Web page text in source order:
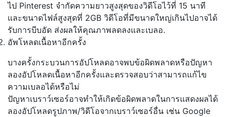
ไป Pinterest จำกัดความยาวสูงสุดของวิดีโอไว้ที่ 15 นาที
และขนาดไฟล์สูงสุดที่ 2GB วิดีโอที่มีขนาดใหญ่เกินไปอาจได้
รับการบีบอัด ส่งผลให้คุณภาพลดลงและเบลอ.
อัพโหลดเนื้อหาอีกครั้ง
บางครั้งกระบวนการอัปโหลดอาจพบข้อผิดพลาดหรือปัญหา
ลองอัปโหลดเนื้อหาอีกครั้งและตรวจสอบว่าสามารถแก้ไข
ความเบลอได้หรือไม่
ปัญหาเบราว์เซอร์อาจทำให้เกิดข้อผิดพลาดในการแสดงผลได้
ลองอัปโหลดรูปภาพ/วิดีโอจากเบราว์เซอร์อื่น เช่น Google